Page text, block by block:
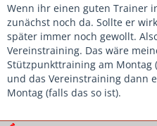
Wenn ihr einen guten Trainer
zunächst noch da. Sollte er
später immer noch gewollt.
Vereinstraining. Das wäre
Stützpunkttraining am Montag
und das Vereinstraining dann
Montag (falls das so ist).